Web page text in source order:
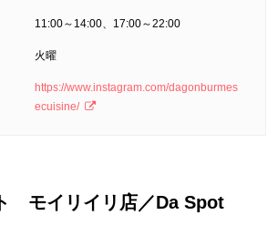
11:00～14:00、17:00～22:00
火曜
https://www.instagram.com/dagonburmes
ecuisine/
モイリイリ店／Da Spot